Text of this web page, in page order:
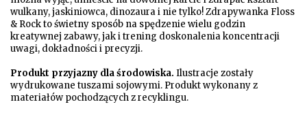
wulkany, jaskiniowca, dinozaura i nie tylko! Zdrapywanka Floss
& Rock to świetny sposób na spędzenie wielu godzin
kreatywnej zabawy, jak i trening doskonalenia koncentracji
uwagi, dokładności i precyzji.
Produkt przyjazny dla środowiska. Ilustracje zostały
wydrukowane tuszami sojowymi. Produkt wykonany z
materiałów pochodzących z recyklingu.